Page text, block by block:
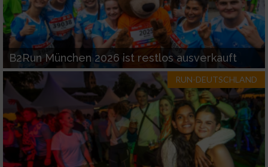
B2Run München 2026 ist restlos ausverkauft
RUN-DEUTSCHLAND